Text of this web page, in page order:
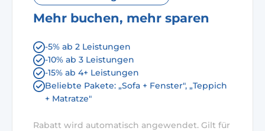
Mehr buchen, mehr sparen
-5% ab 2 Leistungen
-10% ab 3 Leistungen
-15% ab 4+ Leistungen
Beliebte Pakete: „Sofa + Fenster", „Teppich
+ Matratze"
Rabatt wird automatisch angewendet. Gilt für